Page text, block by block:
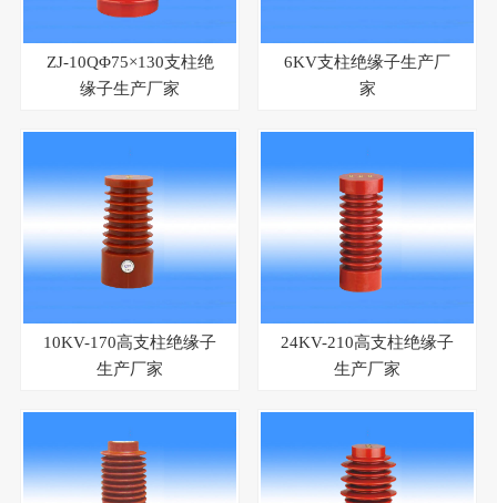
ZJ-10QΦ75×130支柱绝
缘子生产厂家
6KV支柱绝缘子生产厂
家
10KV-170高支柱绝缘子
生产厂家
24KV-210高支柱绝缘子
生产厂家